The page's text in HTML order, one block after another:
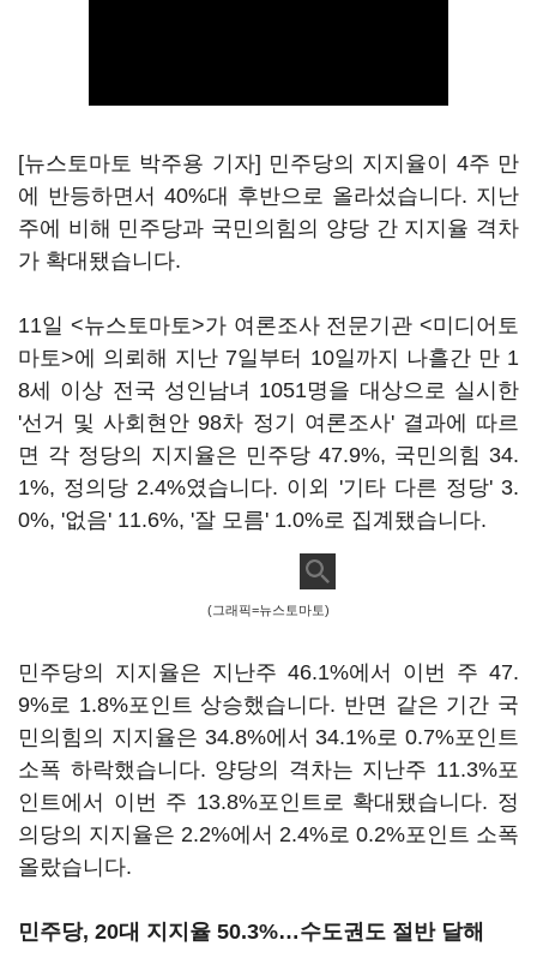
[뉴스토마토 박주용 기자] 민주당의 지지율이 4주 만
에 반등하면서 40%대 후반으로 올라섰습니다. 지난
주에 비해 민주당과 국민의힘의 양당 간 지지율 격차
가 확대됐습니다.
11일 <뉴스토마토>가 여론조사 전문기관 <미디어토
마토>에 의뢰해 지난 7일부터 10일까지 나흘간 만 1
8세 이상 전국 성인남녀 1051명을 대상으로 실시한
'선거 및 사회현안 98차 정기 여론조사' 결과에 따르
면 각 정당의 지지율은 민주당 47.9%, 국민의힘 34.
1%, 정의당 2.4%였습니다. 이외 '기타 다른 정당' 3.
0%, '없음' 11.6%, '잘 모름' 1.0%로 집계됐습니다.
(그래픽=뉴스토마토)
민주당의 지지율은 지난주 46.1%에서 이번 주 47.
9%로 1.8%포인트 상승했습니다. 반면 같은 기간 국
민의힘의 지지율은 34.8%에서 34.1%로 0.7%포인트
소폭 하락했습니다. 양당의 격차는 지난주 11.3%포
인트에서 이번 주 13.8%포인트로 확대됐습니다. 정
의당의 지지율은 2.2%에서 2.4%로 0.2%포인트 소폭
올랐습니다.
민주당, 20대 지지율 50.3%…수도권도 절반 달해